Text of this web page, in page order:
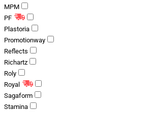
MPM
PF
Plastoria
Promotionway
Reflects
Richartz
Roly
Royal
Sagaform
Stamina